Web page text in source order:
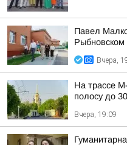
Павел
Рыбновском
Вчера,
На трассе
полосу до
Вчера, 19:09